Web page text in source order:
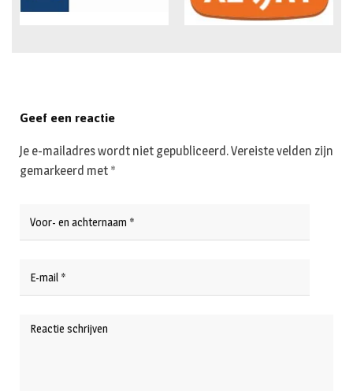
Geef een reactie
Je e-mailadres wordt niet gepubliceerd.Vereiste velden zijn
gemarkeerd met *